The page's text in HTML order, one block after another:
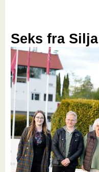
Seks fra